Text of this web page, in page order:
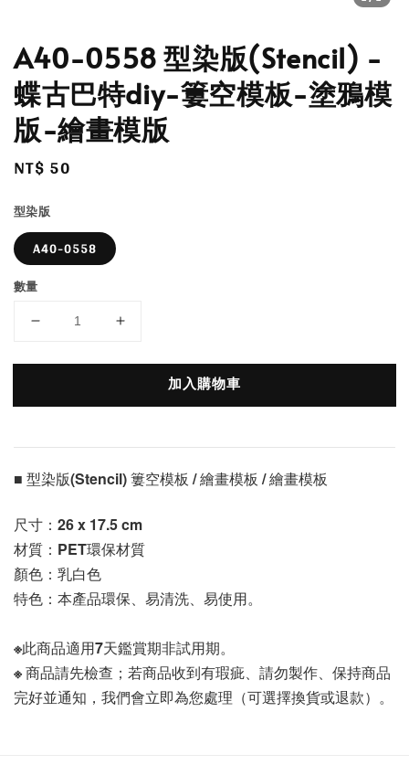
A40-0558 型染版(Stencil) -
蝶古巴特diy-簍空模板-塗鴉模
版-繪畫模版
Regular
NT$ 50
型染版
A40-0558
數量
加入購物車
■ 型染版(Stencil) 簍空模板 / 繪畫模板 / 繪畫模板
尺寸：26 x 17.5 cm
材質：PET環保材質
顏色：乳白色
特色：本產品環保、易清洗、易使用。
※此商品適用7天鑑賞期非試用期。
※ 商品請先檢查；若商品收到有瑕疵、請勿製作、保持商品
完好並通知，我們會立即為您處理（可選擇換貨或退款）。